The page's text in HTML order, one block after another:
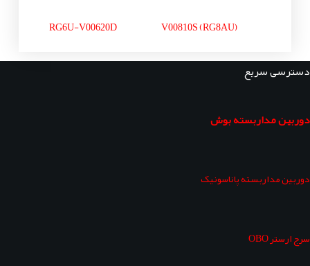
V00810S (RG8AU)
RG6U-V00620D
دسترسی سریع
دوربین مداربسته بوش
دوربین مداربسته پاناسونیک
سرج ارستر OBO